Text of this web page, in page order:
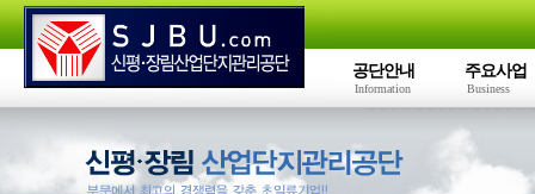
공단안내
Information
주요사업
Business